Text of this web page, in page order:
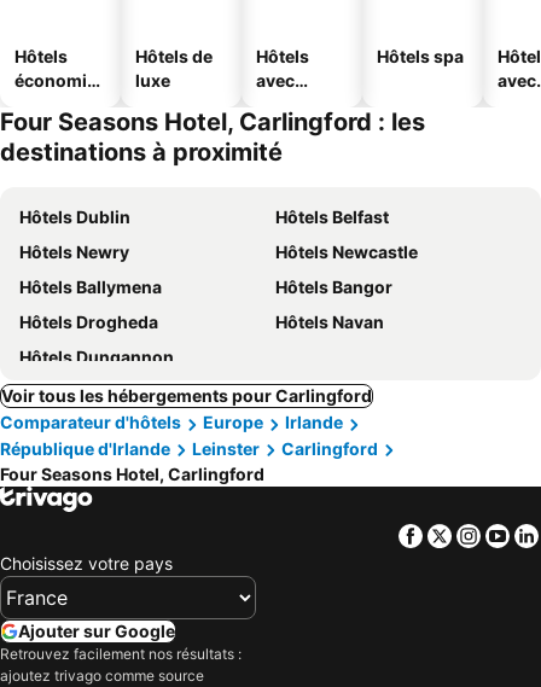
Hôtels
économiq
Hôtels de
luxe
Hôtels
avec
Hôtels spa
avec
Four Seasons Hotel, Carlingford : les
destinations à proximité
Hôtels Dublin
Hôtels Belfast
Hôtels Newry
Hôtels Newcastle
Hôtels Ballymena
Hôtels Bangor
Hôtels Drogheda
Hôtels Navan
Hôtels Dungannon
Voir tous les hébergements pour Carlingford
Comparateur d'hôtels
Europe
Irlande
République d'Irlande
Leinster
Carlingford
Four Seasons Hotel, Carlingford
Facebook
Twitter
Choisissez votre pays
Ajouter sur Google
Retrouvez facilement nos résultats :
ajoutez trivago comme source